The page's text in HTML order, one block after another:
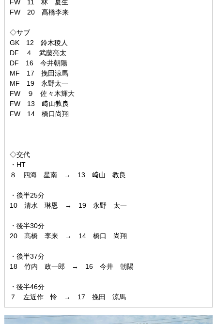
FW 11 林 夏生
FW 20 髙橋李来
◇サブ
GK 12 鈴木稜人
DF ４ 武藤亮太
DF 16 今井朝陽
MF 17 挽田涼馬
MF 19 永野太一
FW ９ 佐々木輝大
FW 13 﨑山教良
FW 14 橋口尚翔
◇交代
・HT
８ 四海 星南 → 13 﨑山 教良
・後半25分
10 清水 琳恩 → 19 永野 太一
・後半30分
20 髙橋 李来 → 14 橋口 尚翔
・後半37分
18 竹内 政一郎 → 16 今井 朝陽
・後半46分
７ 左近作 怜 → 17 挽田 涼馬